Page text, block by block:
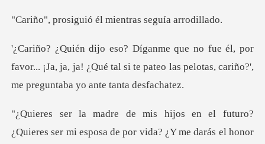
ió él mientras se
favor... ¡Ja, ja, ja! ¿Qué tal si te pateo las pelot
res ser mi esposa de por vida? ¿Y me darás el honor